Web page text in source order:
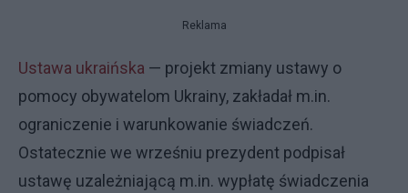
Reklama
Ustawa ukraińska — projekt zmiany ustawy o
pomocy obywatelom Ukrainy, zakładał m.in.
ograniczenie i warunkowanie świadczeń.
Ostatecznie we wrześniu prezydent podpisał
ustawę uzależniającą m.in. wypłatę świadczenia